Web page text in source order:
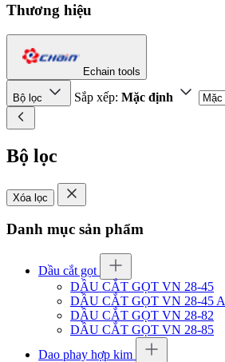
Thương hiệu
Echain tools
Bộ lọc Sắp xếp: Mặc định
Bộ lọc
Xóa lọc
Danh mục sản phẩm
Dầu cắt gọt
DẦU CẮT GỌT VN 28-45
DẦU CẮT GỌT VN 28-45 A
DẦU CẮT GỌT VN 28-82
DẦU CẮT GỌT VN 28-85
Dao phay hợp kim